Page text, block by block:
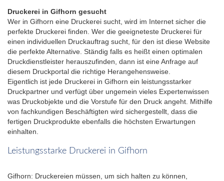
Druckerei in Gifhorn gesucht
Wer in Gifhorn eine Druckerei sucht, wird im Internet sicher die
perfekte Druckerei finden. Wer die geeigneteste Druckerei für
einen individuellen Druckauftrag sucht, für den ist diese Website
die perfekte Alternative. Ständig falls es heißt einen optimalen
Druckdienstleister herauszufinden, dann ist eine Anfrage auf
diesem Druckportal die richtige Herangehensweise.
Eigentlich ist jede Druckerei in Gifhorn ein leistungsstarker
Druckpartner und verfügt über ungemein vieles Expertenwissen
was Druckobjekte und die Vorstufe für den Druck angeht. Mithilfe
von fachkundigen Beschäftigten wird sichergestellt, dass die
fertigen Druckprodukte ebenfalls die höchsten Erwartungen
einhalten.
Leistungsstarke Druckerei in Gifhorn
Gifhorn: Druckereien müssen, um sich halten zu können,